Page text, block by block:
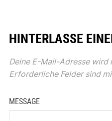
HINTERLASSE
Deine E-Mail-Adresse
Erforderliche Felder sind
MESSAGE